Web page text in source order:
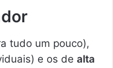
tudo um pouco),
e os de alta